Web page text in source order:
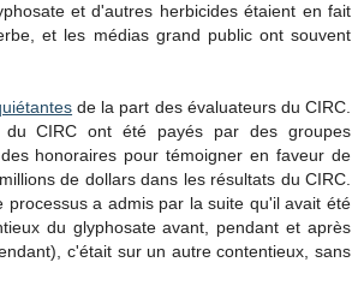
et d'autres herbicides étaient en fait
et les médias grand public ont souvent
de la part des évaluateurs du CIRC.
du CIRC ont été payés par des groupes
honoraires pour témoigner en faveur de
de dollars dans les résultats du CIRC.
a admis par la suite qu'il avait été
du glyphosate avant, pendant et après
c'était sur un autre contentieux, sans